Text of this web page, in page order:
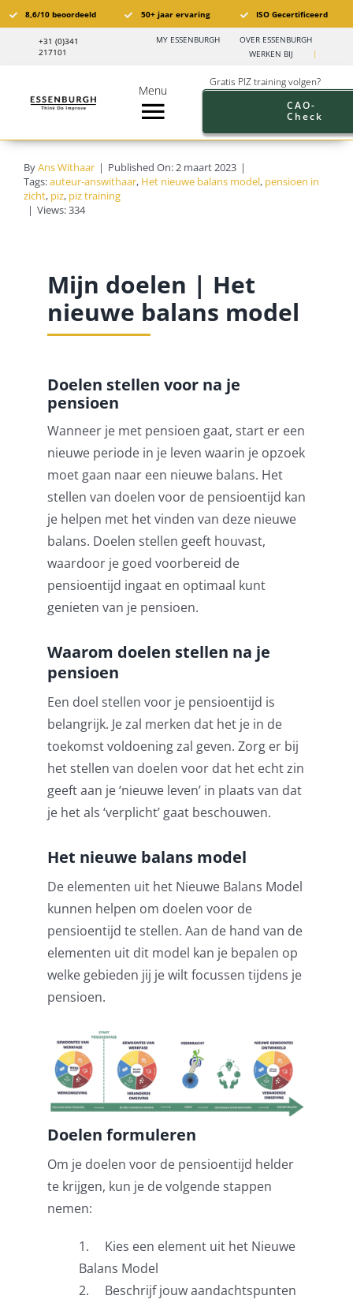
Ga
naar
inhoud
8,6/10 beoordeeld 50+ jaar ervaring ISO Gecertificeerd
+31 (0)341
217101
MY ESSENBURGH
OVER ESSENBURGH
WERKEN BIJ
|
Menu
Toggle
Navigation
Pensioen in Zicht®️
PIZ Trainingen
Branches
Pensioen aanbod werkgevers
Pensioenblij
Contact
Gratis PIZ training volgen?
CAO-
Check
ByAns Withaar | Published On: 2 maart 2023 |
Tags:auteur-answithaar, Het nieuwe balans model, pensioen in
zicht, piz, piz training
| Views: 334
Mijn doelen | Het
nieuwe balans model
Doelen stellen voor na je
pensioen
Wanneer je met pensioen gaat, start er een
nieuwe periode in je leven waarin je opzoek
moet gaan naar een nieuwe balans. Het
stellen van doelen voor de pensioentijd kan
je helpen met het vinden van deze nieuwe
balans. Doelen stellen geeft houvast,
waardoor je goed voorbereid de
pensioentijd ingaat en optimaal kunt
genieten van je pensioen.
Waarom doelen stellen na je
pensioen
Een doel stellen voor je pensioentijd is
belangrijk. Je zal merken dat het je in de
toekomst voldoening zal geven. Zorg er bij
het stellen van doelen voor dat het echt zin
geeft aan je ‘nieuwe leven’ in plaats van dat
je het als ‘verplicht’ gaat beschouwen.
Het nieuwe balans model
De elementen uit het Nieuwe Balans Model
kunnen helpen om doelen voor de
pensioentijd te stellen. Aan de hand van de
elementen uit dit model kan je bepalen op
welke gebieden jij je wilt focussen tijdens je
pensioen.
Doelen formuleren
Om je doelen voor de pensioentijd helder
te krijgen, kun je de volgende stappen
nemen:
1. Kies een element uit het Nieuwe
Balans Model
2. Beschrijf jouw aandachtspunten